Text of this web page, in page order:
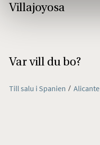
Villajoyosa
Var vill du bo?
Till salu i Spanien Alicante